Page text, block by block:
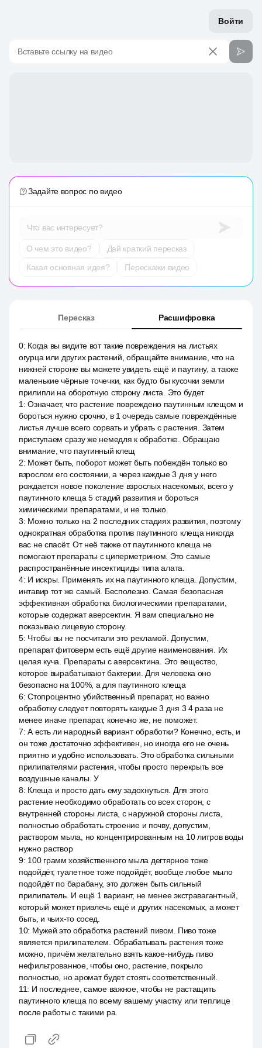
Войти
Вставьте ссылку на видео
Задайте вопрос по видео
Что вас интересует?
О чем это видео?
Дай краткий пересказ
Какая основная идея?
Перескажи видео
Пересказ Расшифровка
0: Когда вы видите вот такие повреждения на листьях
огурца или других растений, обращайте внимание, что на
нижней стороне вы можете увидеть ещё и паутину, а также
маленькие чёрные точечки, как будто бы кусочки земли
прилипли на оборотную сторону листа. Это будет
1 :Означает, что растение повреждено паутинным клещом и
бороться нужно срочно, в 1 очередь самые повреждённые
листья лучше всего сорвать и убрать с растения. Затем
приступаем сразу же немедля к обработке. Обращаю
внимание, что паутинный клещ
2: Может быть, поборот может быть побеждён только во
взрослом его состоянии, а через каждые 3 дня у него
рождается новое поколение взрослых насекомых, всего у
паутинного клеща 5 стадий развития и бороться
химическими препаратами, и не только.
3: Можно только на 2 последних стадиях развития, поэтому
однократная обработка против паутинного клеща никогда
вас не спасёт. От неё также от паутинного клеща не
помогают препараты с циперметрином. Это самые
распространённые инсектициды типа алата.
4: И искры. Применять их на паутинного клеща. Допустим,
интавир тот же самый. Бесполезно. Самая безопасная
эффективная обработка биологическими препаратами,
которые содержат аверсектин. Я вам специально не
показываю лицевую сторону.
5: Чтобы вы не посчитали это рекламой. Допустим,
препарат фитоверм есть ещё другие наименования. Их
целая куча. Препараты с аверсектина. Это вещество,
которое вырабатывают бактерии. Для человека оно
безопасно на 100%, а для паутинного клеща
6:Стопроцентно убийственный препарат, но важно
обработку следует повторять каждые 3 дня 3 4 раза не
менее иначе препарат, конечно же, не поможет.
7:А есть ли народный вариант обработки? Конечно, есть, и
он тоже достаточно эффективен, но иногда его не очень
приятно и удобно использовать. Это обработка сильными
прилипателями растения, чтобы просто перекрыть все
воздушные каналы. У
8: Клеща и просто дать ему задохнуться. Для этого
растение необходимо обработать со всех сторон, с
внутренней стороны листа, с наружной стороны листа,
полностью обработать строение и почву, допустим,
раствором мыла, но концентрированным на 10 литров воды
нужно раствор
9: 100 грамм хозяйственного мыла дегтярное тоже
подойдёт, туалетное тоже подойдёт, вообще любое мыло
подойдёт по барабану, это должен быть сильный
прилипатель. И ещё 1 вариант, не менее экстравагантный,
который может привлечь ещё и других насекомых, а может
быть, и чьих-то сосед.
10: Мужей это обработка растений пивом. Пиво тоже
является прилипателем. Обрабатывать растения тоже
можно, причём желательно взять какое-нибудь пиво
нефильтрованное, чтобы оно, растение, покрыло
полностью, но аромат будет стоять соответственный.
11: И последнее, самое важное, чтобы не растащить
паутинного клеща по всему вашему участку или теплице
после работы с такими ра.